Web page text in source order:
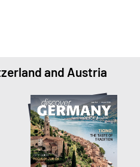
and Austria